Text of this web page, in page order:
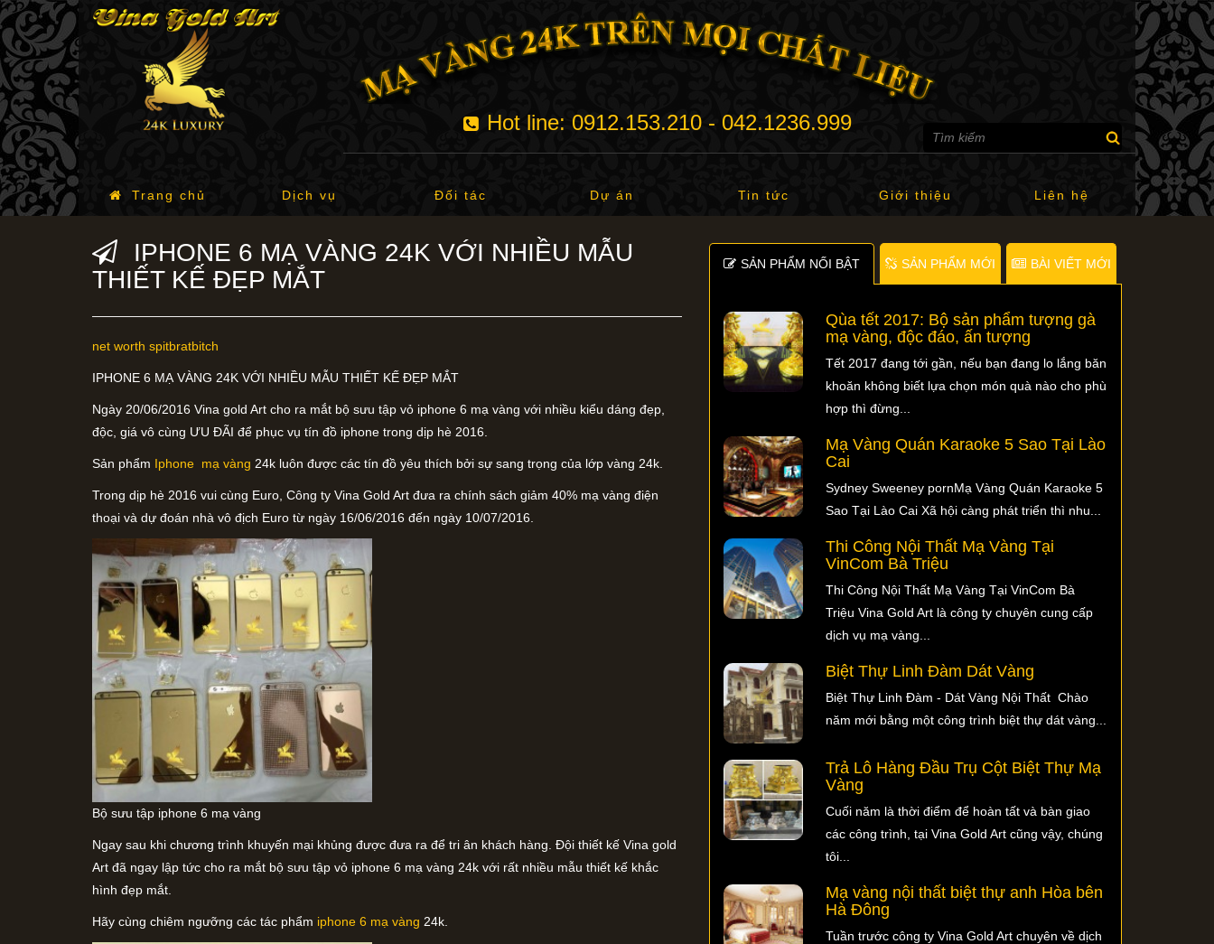
Hot line: 0912.153.210 - 042.1236.999
Trang chủ Dịch vụ Đối tác Dự án Tin tức Giới thiệu Liên hệ
IPHONE 6 MẠ VÀNG 24K VỚI NHIỀU MẪU
THIẾT KẾ ĐẸP MẮT
net worth spitbratbitch
IPHONE 6 MẠ VÀNG 24K VỚI NHIỀU MẪU THIẾT KẾ ĐẸP MẮT
Ngày 20/06/2016 Vina gold Art cho ra mắt bộ sưu tập vỏ iphone 6 mạ vàng với nhiều kiểu dáng đẹp,
độc, giá vô cùng ƯU ĐÃI để phục vụ tín đồ iphone trong dịp hè 2016.
Sản phẩm Iphone mạ vàng 24k luôn được các tín đồ yêu thích bởi sự sang trọng của lớp vàng 24k.
Trong dịp hè 2016 vui cùng Euro, Công ty Vina Gold Art đưa ra chính sách giảm 40% mạ vàng điện
thoại và dự đoán nhà vô địch Euro từ ngày 16/06/2016 đến ngày 10/07/2016.
Bộ sưu tập iphone 6 mạ vàng
Ngay sau khi chương trình khuyến mại khủng được đưa ra để tri ân khách hàng. Đội thiết kế Vina gold
Art đã ngay lập tức cho ra mắt bộ sưu tập vỏ iphone 6 mạ vàng 24k với rất nhiều mẫu thiết kế khắc
hình đẹp mắt.
Hãy cùng chiêm ngưỡng các tác phẩm iphone 6 mạ vàng 24k.
SẢN PHẨM NỐI BẬT SẢN PHẨM MỚI BÀI VIẾT MỚI
Qùa tết 2017: Bộ sản phẩm tượng gà
mạ vàng, độc đáo, ấn tượng
Tết 2017 đang tới gần, nếu bạn đang lo lắng băn
khoăn không biết lựa chọn món quà nào cho phù
hợp thì đừng...
Mạ Vàng Quán Karaoke 5 Sao Tại Lào
Cai
Sydney Sweeney pornMạ Vàng Quán Karaoke 5
Sao Tại Lào Cai Xã hội càng phát triển thì nhu...
Thi Công Nội Thất Mạ Vàng Tại
VinCom Bà Triệu
Thi Công Nội Thất Mạ Vàng Tại VinCom Bà
Triệu Vina Gold Art là công ty chuyên cung cấp
dịch vụ mạ vàng...
Biệt Thự Linh Đàm Dát Vàng
Biệt Thự Linh Đàm - Dát Vàng Nội Thất Chào
năm mới bằng một công trình biệt thự dát vàng...
Trả Lô Hàng Đầu Trụ Cột Biệt Thự Mạ
Vàng
Cuối năm là thời điểm để hoàn tất và bàn giao
các công trình, tại Vina Gold Art cũng vậy, chúng
tôi...
Mạ vàng nội thất biệt thự anh Hòa bên
Hà Đông
Tuần trước công ty Vina Gold Art chuyên về dịch